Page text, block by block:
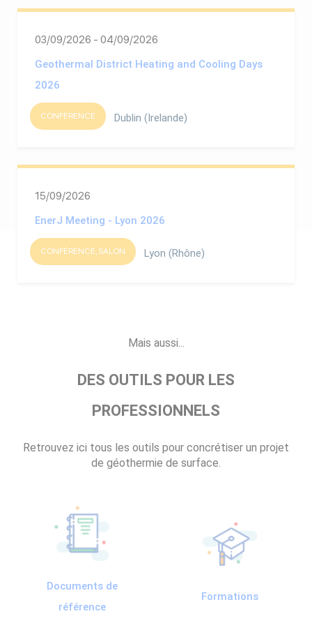
03/09/2026 - 04/09/2026
Geothermal District Heating and Cooling Days
2026
CONFÉRENCE Dublin (Irelande)
15/09/2026
EnerJ Meeting - Lyon 2026
CONFÉRENCE, SALON Lyon (Rhône)
Mais aussi...
DES OUTILS POUR LES
PROFESSIONNELS
Retrouvez ici tous les outils pour concrétiser un projet
de géothermie de surface.
Documents de
référence
Formations